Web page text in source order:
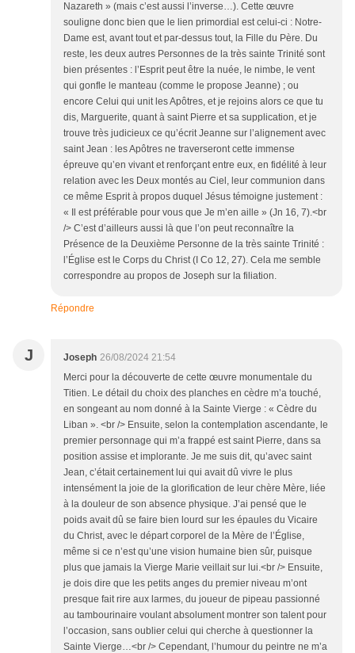
Nazareth » (mais c’est aussi l’inverse…). Cette œuvre
souligne donc bien que le lien primordial est celui-ci : Notre-
Dame est, avant tout et par-dessus tout, la Fille du Père. Du
reste, les deux autres Personnes de la très sainte Trinité sont
bien présentes : l’Esprit peut être la nuée, le nimbe, le vent
qui gonfle le manteau (comme le propose Jeanne) ; ou
encore Celui qui unit les Apôtres, et je rejoins alors ce que tu
dis, Marguerite, quant à saint Pierre et sa supplication, et je
trouve très judicieux ce qu’écrit Jeanne sur l’alignement avec
saint Jean : les Apôtres ne traverseront cette immense
épreuve qu’en vivant et renforçant entre eux, en fidélité à leur
relation avec les Deux montés au Ciel, leur communion dans
ce même Esprit à propos duquel Jésus témoigne justement :
« Il est préférable pour vous que Je m’en aille » (Jn 16, 7).<br
/> C’est d’ailleurs aussi là que l’on peut reconnaître la
Présence de la Deuxième Personne de la très sainte Trinité :
l’Église est le Corps du Christ (I Co 12, 27). Cela me semble
correspondre au propos de Joseph sur la filiation.
Répondre
J Joseph 26/08/2024 21:54
Merci pour la découverte de cette œuvre monumentale du
Titien. Le détail du choix des planches en cèdre m’a touché,
en songeant au nom donné à la Sainte Vierge : « Cèdre du
Liban ». <br /> Ensuite, selon la contemplation ascendante, le
premier personnage qui m’a frappé est saint Pierre, dans sa
position assise et implorante. Je me suis dit, qu’avec saint
Jean, c’était certainement lui qui avait dû vivre le plus
intensément la joie de la glorification de leur chère Mère, liée
à la douleur de son absence physique. J’ai pensé que le
poids avait dû se faire bien lourd sur les épaules du Vicaire
du Christ, avec le départ corporel de la Mère de l’Église,
même si ce n’est qu’une vision humaine bien sûr, puisque
plus que jamais la Vierge Marie veillait sur lui.<br /> Ensuite,
je dois dire que les petits anges du premier niveau m’ont
presque fait rire aux larmes, du joueur de pipeau passionné
au tambourinaire voulant absolument montrer son talent pour
l’occasion, sans oublier celui qui cherche à questionner la
Sainte Vierge…<br /> Cependant, l’humour du peintre ne m’a